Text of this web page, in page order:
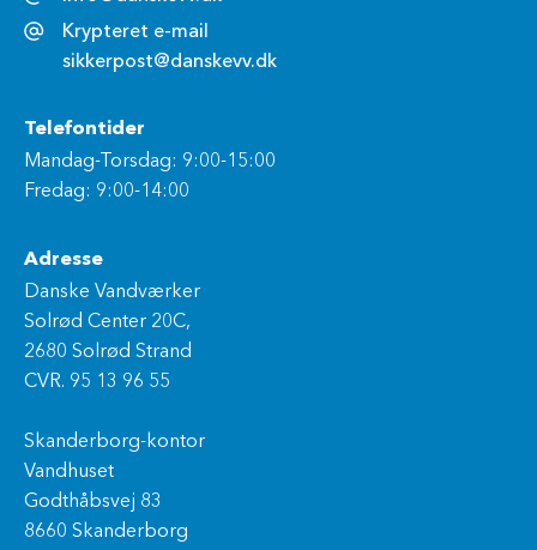
Krypteret e-mail
sikkerpost@danskevv.dk
Telefontider
Mandag-Torsdag: 9:00-15:00
Fredag: 9:00-14:00
Adresse
Danske Vandværker
Solrød Center 20C,
2680 Solrød Strand
CVR. 95 13 96 55
Skanderborg-kontor
Vandhuset
Godthåbsvej 83
8660 Skanderborg